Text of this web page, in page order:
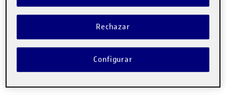
Entrega de la actividad PEC2 …
Rechazar
Configurar